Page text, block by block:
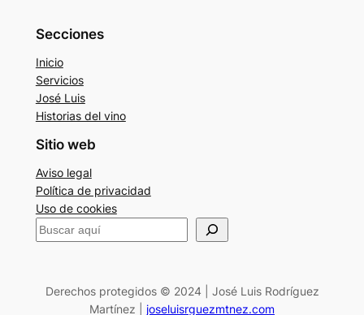
Secciones
Inicio
Servicios
José Luis
Historias del vino
Sitio web
Aviso legal
Política de privacidad
Uso de cookies
B
Derechos protegidos © 2024 | José Luis Rodríguez
Martínez | joseluisrguezmtnez.com